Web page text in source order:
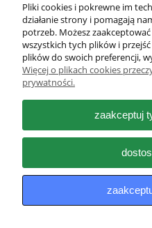
Pliki cookies i pokrewne im
działanie strony i pomagają
potrzeb. Możesz
wszystkich tych plików i
plików do swoich preferencji,
Więcej o plikach cookies
prywatności.
zaakceptuj